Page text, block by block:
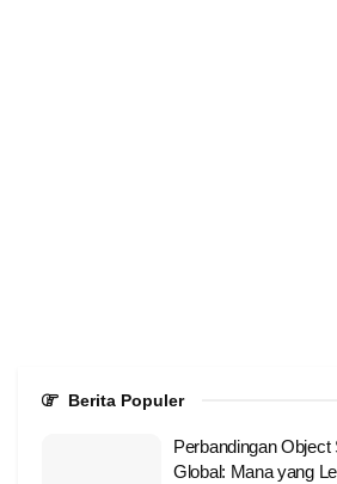
Berita Populer
Perbandingan Object
Global: Mana yang